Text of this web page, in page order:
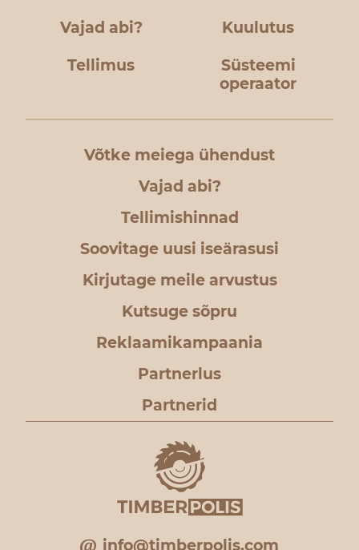
Vajad abi? Kuulutus
Tellimus
Süsteemi
operaator
Võtke meiega ühendust
Vajad abi?
Tellimishinnad
Soovitage uusi iseärasusi
Kirjutage meile arvustus
Kutsuge sõpru
Reklaamikampaania
Partnerlus
Partnerid
info@timberpolis.com